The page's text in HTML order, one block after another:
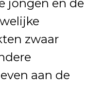
jongen en de
zwaar
aan de